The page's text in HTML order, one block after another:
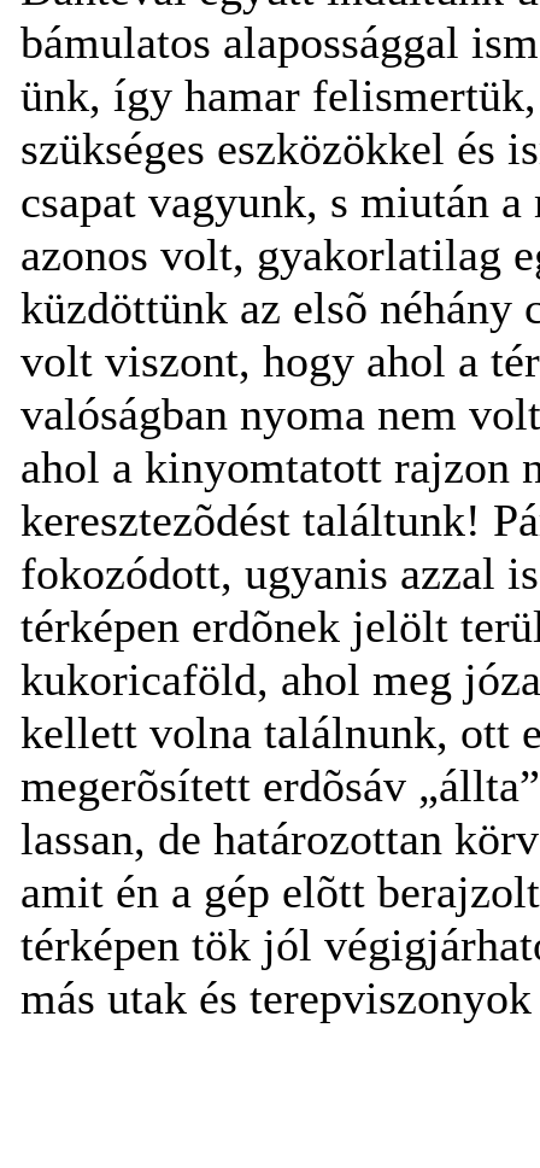
bámulatos alapossággal
ünk, így hamar
szükséges eszközökkel és
csapat vagyunk, s miután
azonos volt, gyakorlatilag
küzdöttünk az elsõ néhány
volt viszont, hogy ahol a
valóságban nyoma nem
ahol a kinyomtatott rajzon
keresztezõdést találtunk!
fokozódott, ugyanis azzal
térképen erdõnek jelölt
kukoricaföld, ahol meg
kellett volna találnunk, ott
megerõsített erdõsáv
lassan, de határozottan
amit én a gép elõtt
térképen tök jól
más utak és